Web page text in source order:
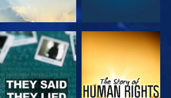
TITTA TITTA